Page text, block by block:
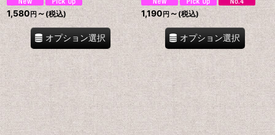
1,580 円 ～(税込)
オプション選択
1,190 円 ～(税込)
オプション選択